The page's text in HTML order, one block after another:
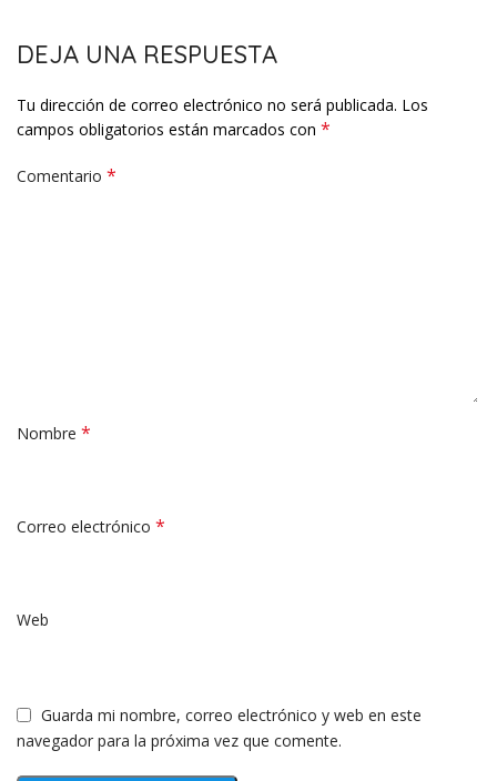
DEJA UNA RESPUESTA
Tu dirección de correo electrónico no será publicada. Los
campos obligatorios están marcados con *
Comentario *
Nombre *
Correo electrónico *
Web
Guarda mi nombre, correo electrónico y web en este
navegador para la próxima vez que comente.